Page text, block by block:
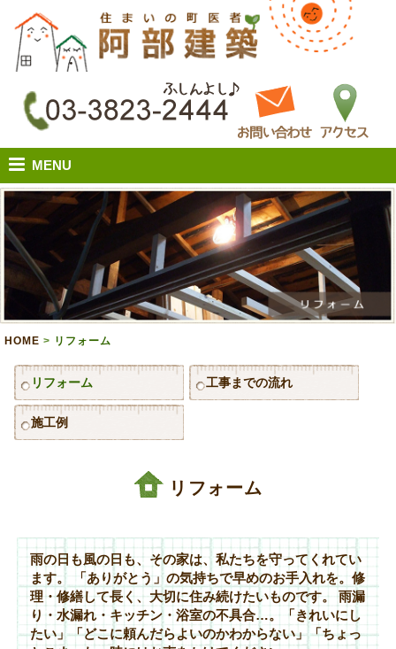
MENU
HOME > リフォーム
リフォーム 工事までの流れ
施工例
リフォーム
雨の日も風の日も、その家は、私たちを守ってくれてい
ます。 「ありがとう」の気持ちで早めのお手入れを。修
理・修繕して長く、大切に住み続けたいものです。 雨漏
り・水漏れ・キッチン・浴室の不具合…。「きれいにし
たい」「どこに頼んだらよいのかわからない」「ちょっ